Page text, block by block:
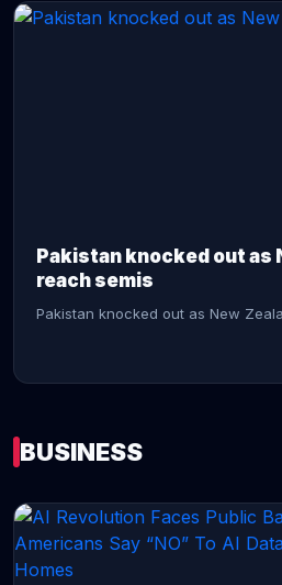
Pakistan knocked out as
reach semis
Pakistan knocked out as New
CONTINUE READING →
BUSINESS